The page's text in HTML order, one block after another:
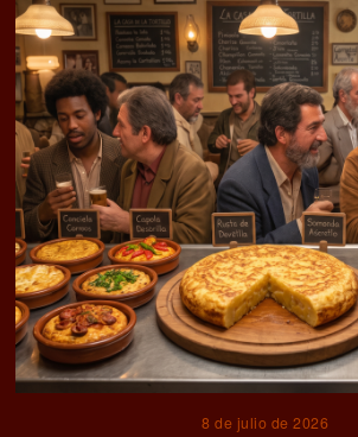
8 de julio de 2026